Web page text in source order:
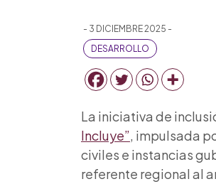
- 3 DICIEMBRE 2025 -
DESARROLLO
La iniciativa de
Incluye”, impulsada
civiles e instancias
referente regional al